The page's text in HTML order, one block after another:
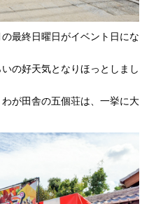
最終日曜日がイベント日にな
の好天気となりほっとしまし
が田舎の五個荘は、一挙に大